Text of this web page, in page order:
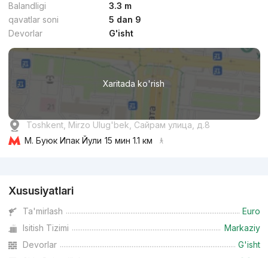
Balandligi
3.3 m
qavatlar soni
5 dan 9
Devorlar
G'isht
Xaritada ko'rish
Toshkent, Mirzo Ulug'bek, Сайрам улица, д.8
М. Буюк Ипак Йули 15 мин 1.1 км
Xususiyatlari
Ta'mirlash
Euro
Isitish Tizimi
Markaziy
Devorlar
G'isht